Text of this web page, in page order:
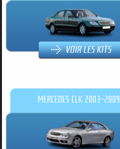
MERCEDES CLK 2003-2009